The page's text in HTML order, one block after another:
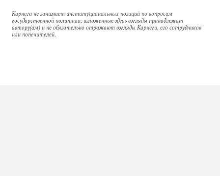
Карнеги не занимает институциональных позиций по вопросам
государственной политики; изложенные здесь взгляды принадлежат
автору(ам) и не обязательно отражают взгляды Карнеги, его сотрудников
или попечителей.